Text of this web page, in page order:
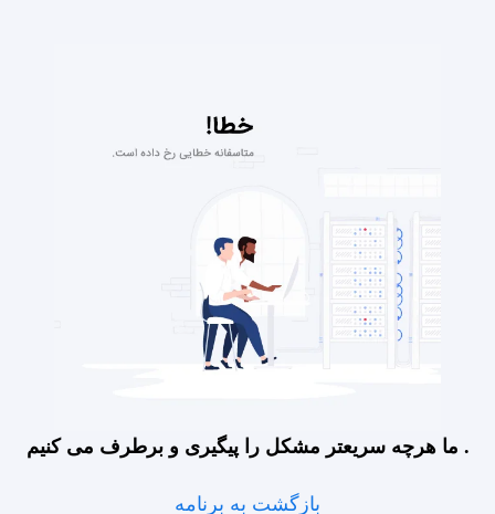
ما هرچه سریعتر مشکل را پیگیری و برطرف می کنیم .
بازگشت به برنامه